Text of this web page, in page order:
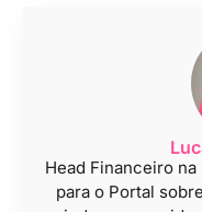
Head Financeiro
para o Portal